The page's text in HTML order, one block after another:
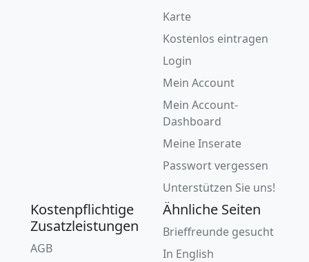
Karte
Kostenlos eintragen
Login
Mein Account
Mein Account-
Dashboard
Meine Inserate
Passwort vergessen
Unterstützen Sie uns!
Kostenpflichtige
Zusatzleistungen
AGB
Ähnliche Seiten
Brieffreunde gesucht
In English